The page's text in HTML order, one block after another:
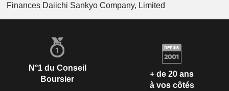
Finances Daiichi Sankyo Company, Limited
N°1 du Conseil
Boursier
+ de 20 ans
à vos côtés